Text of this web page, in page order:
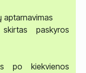
aptarnavimas
paskyros
po kiekvienos